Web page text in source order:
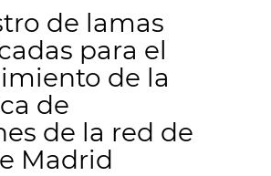
de lamas
para el
de la
de
de la red de
Madrid